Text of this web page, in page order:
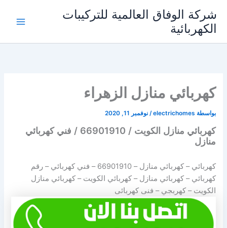
المحتوى
شركة الوفاق العالمية للتركيبات
الكهربائية
كهربائي منازل الزهراء
بواسطة electrichomes
/نوفمبر 11, 2020
كهربائي منازل الكويت / 66901910 / فني كهربائي
منازل
كهربائي – كهربائي منازل –66901910 – فني كهربائي – رقم
كهربائي – كهربائي منازل – كهربائي الكويت – كهربائي منازل
الكويت – كهربجي – فنى كهربائى